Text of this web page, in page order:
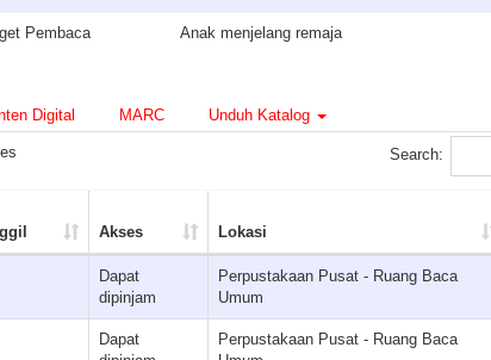
Pembaca Anak menjelang remaja
Digital MARC Unduh Katalog
Search:
Akses Lokasi
Dapat
dipinjam
Perpustakaan Pusat - Ruang Baca
Umum
Dapat
Perpustakaan Pusat - Ruang Baca